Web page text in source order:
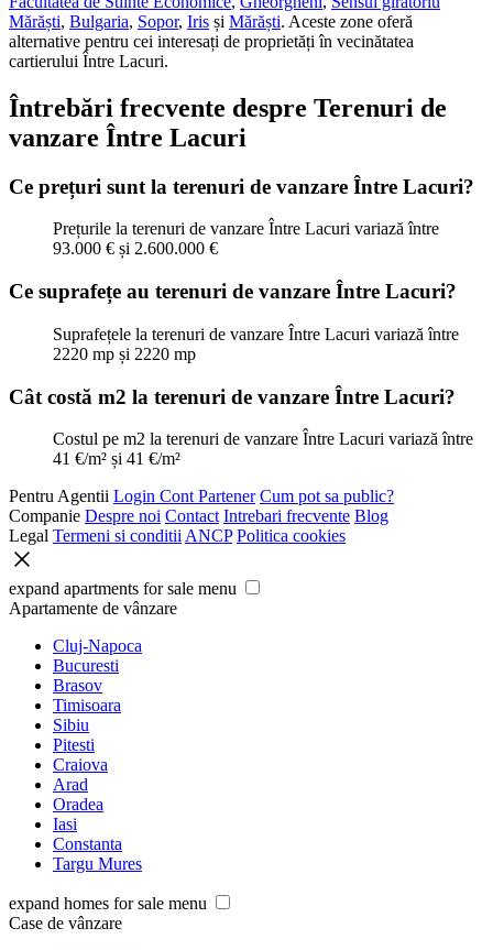
Mărăști, Bulgaria, Sopor, Iris și Mărăști. Aceste zone oferă
alternative pentru cei interesați de proprietățiîn vecinătatea
cartierului Între Lacuri.
Întrebări frecvente despre Terenuri de
vanzare Între Lacuri
Ce prețuri sunt la terenuri de vanzare Între Lacuri?
Prețurile la terenuri de vanzare Între Lacuri variază între
93.000 € și 2.600.000 €
Ce suprafețe au terenuri de vanzare Între Lacuri?
Suprafețele la terenuri de vanzare Între Lacuri variază între
2220 mp și 2220 mp
Cât costă m2 la terenuri de vanzare Între Lacuri?
Costul pe m2 la terenuri de vanzare Între Lacuri variază între
41 €/m² și 41 €/m²
Pentru Agentii Login Cont Partener Cum pot sa public?
Companie Despre noi Contact Intrebari frecvente Blog
Legal Termeni si conditii ANCP Politica cookies
expand apartments for sale menu
Apartamente de vânzare
Cluj-Napoca
Bucuresti
Brasov
Timisoara
Sibiu
Pitesti
Craiova
Arad
Oradea
Iasi
Constanta
Targu Mures
expand homes for sale menu
Case de vânzare